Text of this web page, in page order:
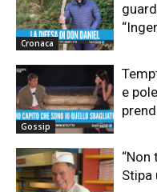
Cronaca
Gossip
e
“Non
Stipa